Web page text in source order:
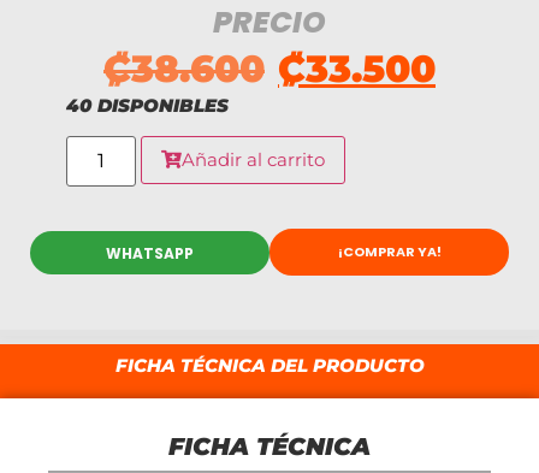
PRECIO
₡38.600 ₡33.500
40 DISPONIBLES
Añadir al carrito
WHATSAPP ¡COMPRAR YA!
FICHA TÉCNICA DEL PRODUCTO
FICHA TÉCNICA